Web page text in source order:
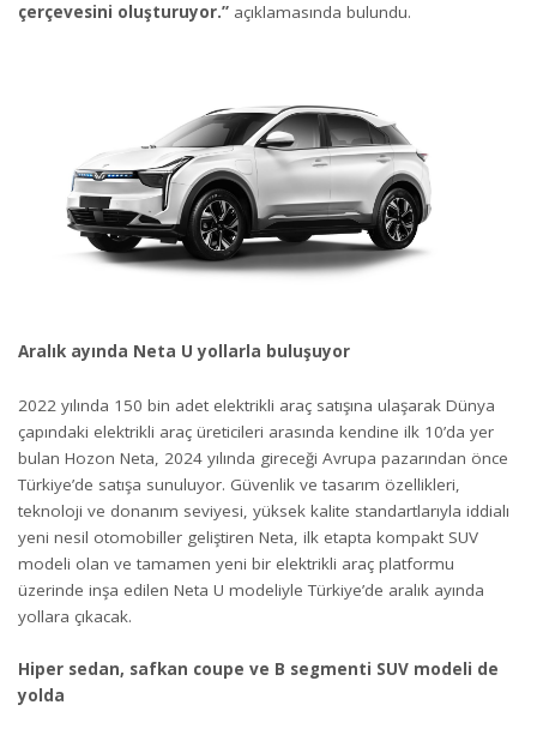
çerçevesini oluşturuyor.” açıklamasında bulundu.
Aralık ayında Neta U yollarla buluşuyor
2022 yılında 150 bin adet elektrikli araç satışına ulaşarak Dünya
çapındaki elektrikli araç üreticileri arasında kendine ilk 10’da yer
bulan Hozon Neta, 2024 yılında gireceği Avrupa pazarından önce
Türkiye’de satışa sunuluyor. Güvenlik ve tasarım özellikleri,
teknoloji ve donanım seviyesi, yüksek kalite standartlarıyla iddialı
yeni nesil otomobiller geliştiren Neta, ilk etapta kompakt SUV
modeli olan ve tamamen yeni bir elektrikli araç platformu
üzerinde inşa edilen Neta U modeliyle Türkiye’de aralık ayında
yollara çıkacak.
Hiper sedan, safkan coupe ve B segmenti SUV modeli de
yolda